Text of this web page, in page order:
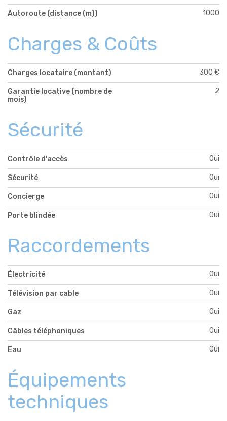
Autoroute (distance (m)) 1000
Charges & Coûts
Charges locataire (montant) 300 €
Garantie locative (nombre de
mois)
2
Sécurité
Contrôle d'accès Oui
Sécurité Oui
Concierge Oui
Porte blindée Oui
Raccordements
Électricité Oui
Télévision par cable Oui
Gaz Oui
Câbles téléphoniques Oui
Eau Oui
Équipements
techniques